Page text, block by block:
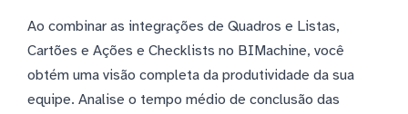
Ao combinar as integrações de Quadros e Listas,
Cartões e Ações e Checklists no BIMachine, você
obtém uma visão completa da produtividade da sua
equipe. Analise o tempo médio de conclusão das